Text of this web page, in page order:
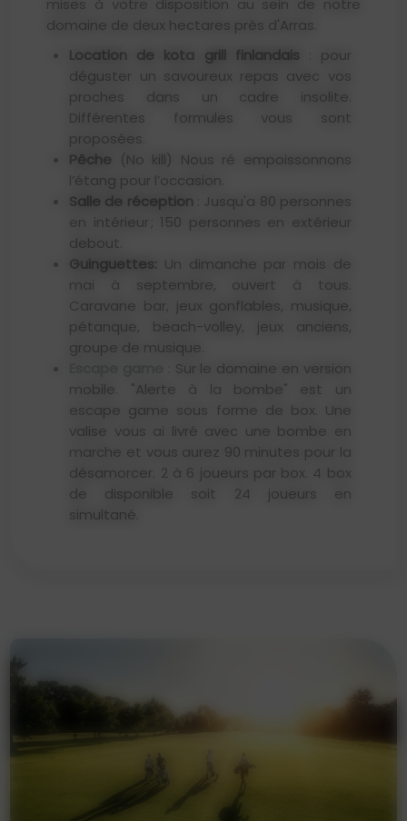
mises à votre disposition au sein de notre
domaine de deux hectares près d'Arras.
Location de kota grill finlandais
: pour
déguster un savoureux repas avec vos
proches dans un cadre insolite.
Différentes formules vous sont
proposées.
Pêche (No kill) Nous ré empoissonnons
l’étang pour l’occasion.
Salle de réception : Jusqu'a 80 personnes
en intérieur ; 150 personnes en extérieur
debout.
Guinguettes: Un dimanche par mois de
mai à septembre, ouvert à tous.
Caravane bar, jeux gonflables, musique,
pétanque, beach-volley, jeux anciens,
groupe de musique.
: Sur le domaine en version
mobile. "Alerte à la bombe" est un
escape game sous forme de box. Une
valise vous ai livré avec une bombe en
marche et vous aurez 90 minutes pour la
désamorcer. 2 à 6 joueurs par box. 4 box
de disponible soit 24 joueurs en
simultané.